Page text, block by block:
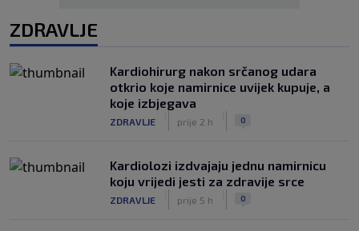
ZDRAVLJE
Kardiohirurg nakon srčanog udara
otkrio koje namirnice uvijek kupuje, a
koje izbjegava
ZDRAVLJE prije 2 h 0
Kardiolozi izdvajaju jednu namirnicu
koju vrijedi jesti za zdravije srce
ZDRAVLJE prije 5 h 0